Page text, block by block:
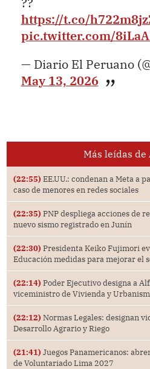
https://t.co/
pic.twitter.com/
— Diario El Peruano
May 13, 2026
Más leídas de
(22:55) EE.UU.: condenan a Meta a
caso de menores en redes sociales
(22:35) PNP despliega acciones de
nuevo sismo registrado en Junín
(22:30) Presidenta Keiko Fujimori
Educación medidas para mejorar el
(22:14) Poder Ejecutivo designa a
viceministro de Vivienda y
(22:12) Normas Legales: designan
Desarrollo Agrario y Riego
(21:41) Juegos Panamericanos:
de Voluntariado Lima 2027